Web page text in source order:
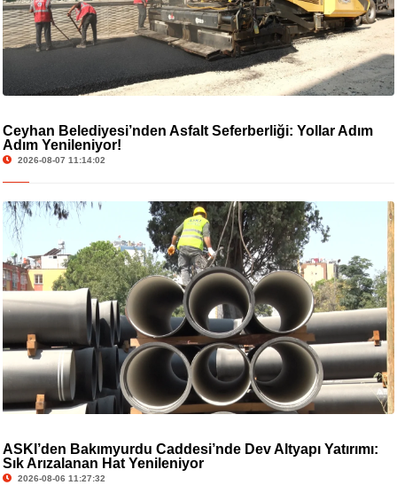
Ceyhan Belediyesi’nden Asfalt Seferberliği: Yollar Adım
Adım Yenileniyor!
2026-08-07 11:14:02
ASKİ’den Bakımyurdu Caddesi’nde Dev Altyapı Yatırımı:
Sık Arızalanan Hat Yenileniyor
2026-08-06 11:27:32